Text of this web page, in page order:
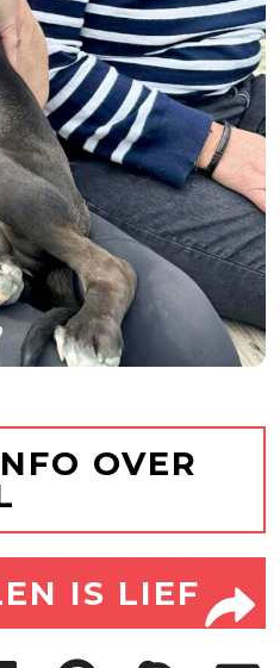
OVER
IS LIEF